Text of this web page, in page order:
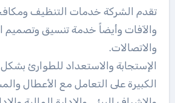
تقدم الشركة خدمات التنظيف
والآفات وأيضاً خدمة تنسيق وتصميم
والاتصالات.
الإستجابة والاستعداد للطوارئ
الكبيرة على التعامل مع الأعطال